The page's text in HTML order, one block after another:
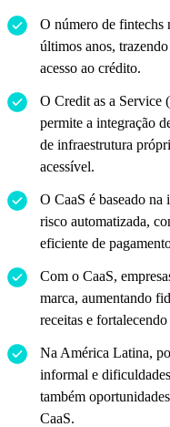
O número de fintechs
últimos anos,
acesso ao crédito.
O Credit as a Service
permite a integração
de infraestrutura
acessível.
O CaaS é baseado
risco automatizada,
eficiente de
Com o CaaS,
marca, aumentando
receitas e
Na América Latina,
informal e
também
CaaS.